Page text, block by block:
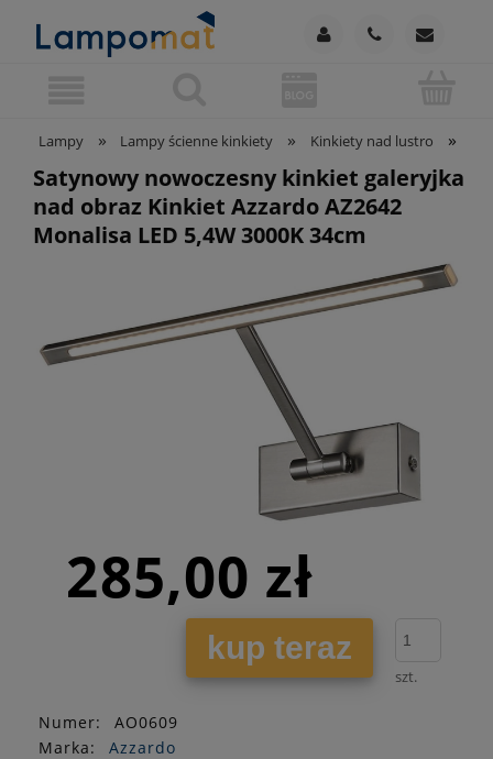
Lampy » Lampy ścienne kinkiety » Kinkiety nad lustro »
Satynowy nowoczesny kinkiet galeryjka
nad obraz Kinkiet Azzardo AZ2642
Monalisa LED 5,4W 3000K 34cm
285,00 zł
kup teraz
szt.
Numer:
AO0609
Marka:
Azzardo